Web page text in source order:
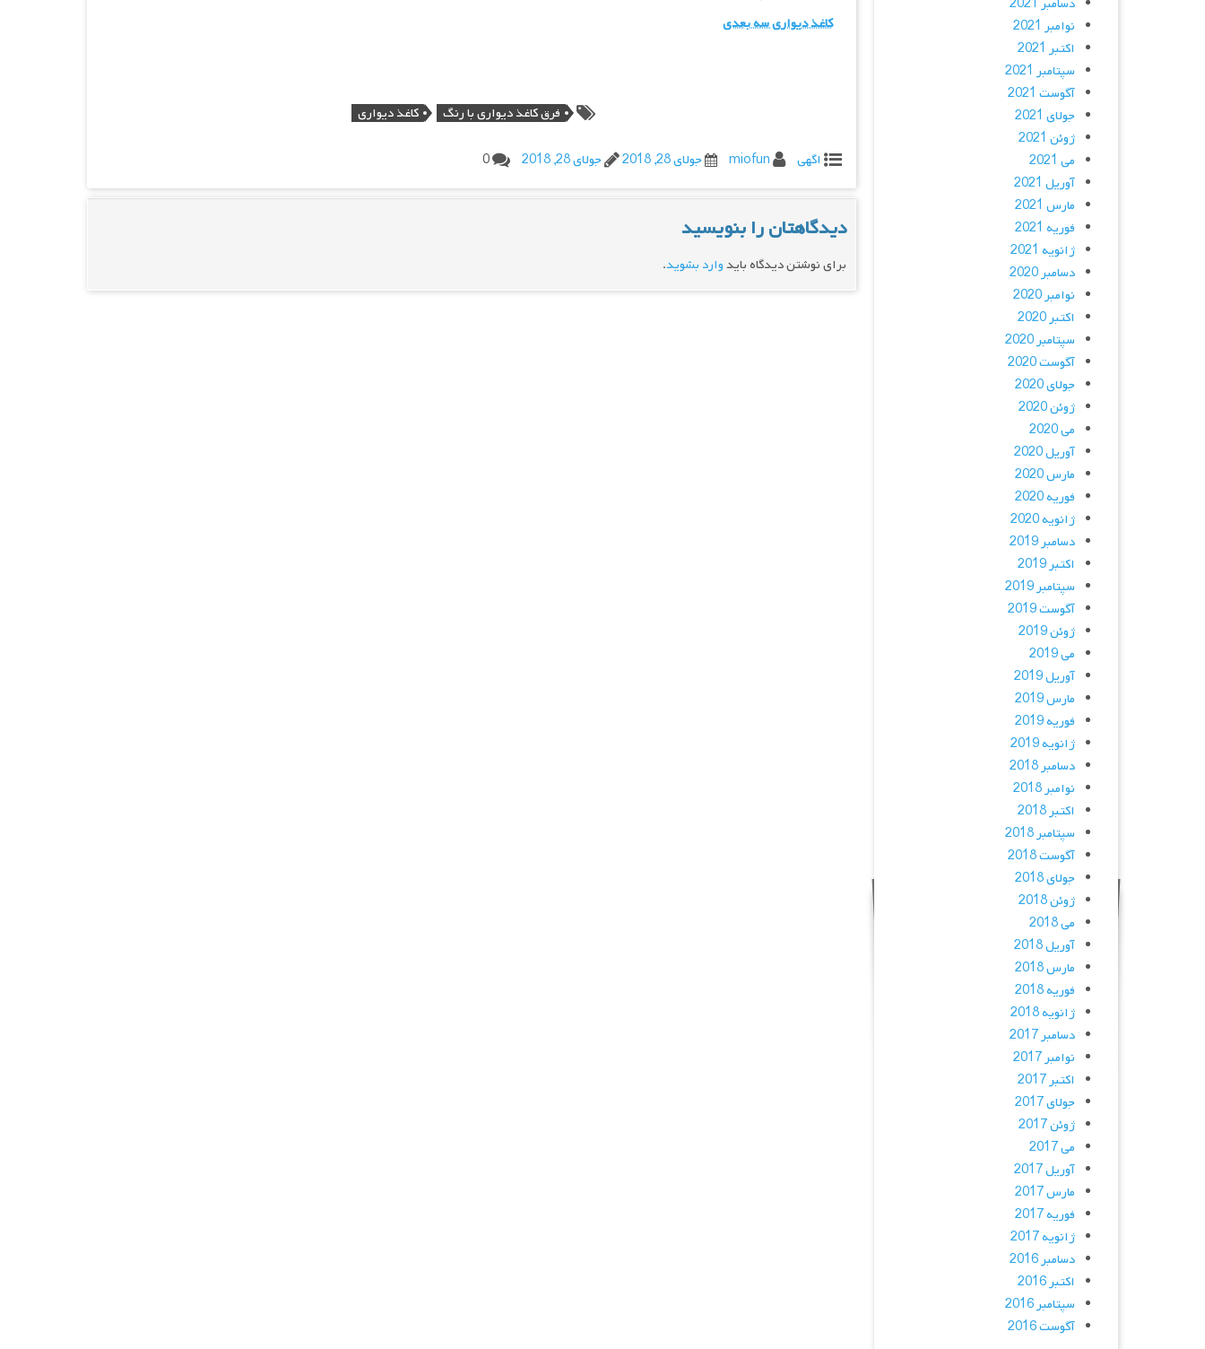
کاغذ دیواری سه بعدی
فرق کاغذ دیواری با رنگ کاغذ دیواری
اگهی miofun جولای 28, 2018 جولای 28, 2018 0
دیدگاهتان را بنویسید
برای نوشتن دیدگاه بایدوارد بشوید.
نوامبر 2021
اکتبر 2021
سپتامبر 2021
آگوست 2021
جولای 2021
ژوئن 2021
می 2021
آوریل 2021
مارس 2021
فوریه 2021
ژانویه 2021
دسامبر 2020
نوامبر 2020
اکتبر 2020
سپتامبر 2020
آگوست 2020
جولای 2020
ژوئن 2020
می 2020
آوریل 2020
مارس 2020
فوریه 2020
ژانویه 2020
دسامبر 2019
اکتبر 2019
سپتامبر 2019
آگوست 2019
ژوئن 2019
می 2019
آوریل 2019
مارس 2019
فوریه 2019
ژانویه 2019
دسامبر 2018
نوامبر 2018
اکتبر 2018
سپتامبر 2018
آگوست 2018
جولای 2018
ژوئن 2018
می 2018
آوریل 2018
مارس 2018
فوریه 2018
ژانویه 2018
دسامبر 2017
نوامبر 2017
اکتبر 2017
جولای 2017
ژوئن 2017
می 2017
آوریل 2017
مارس 2017
فوریه 2017
ژانویه 2017
دسامبر 2016
اکتبر 2016
سپتامبر 2016
آگوست 2016